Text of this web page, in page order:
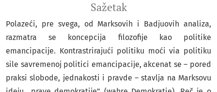
Sažetak
Polazeći, pre svega, od Marksovih i Badjuovih analiza,
razmatra se koncepcija filozofije kao politike
emancipacije. Kontrastrirajući politiku moći via politiku
sile savremenoj politici emancipacije, akcenat se – pored
praksi slobode, jednakosti i pravde – stavlja na Marksovu